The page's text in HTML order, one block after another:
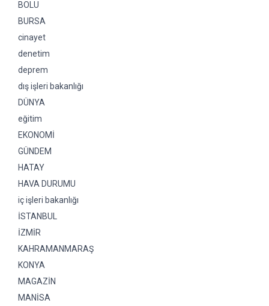
BOLU
BURSA
cinayet
denetim
deprem
dış işleri bakanlığı
DÜNYA
eğitim
EKONOMİ
GÜNDEM
HATAY
HAVA DURUMU
iç işleri bakanlığı
İSTANBUL
İZMİR
KAHRAMANMARAŞ
KONYA
MAGAZİN
MANİSA